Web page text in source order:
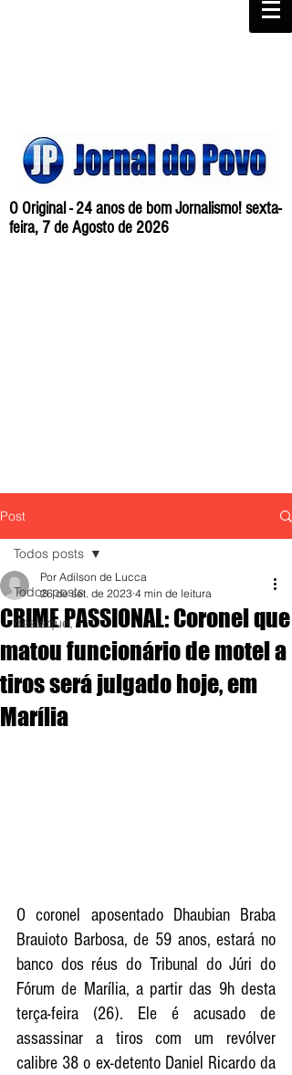
O Original - 24 anos de bom Jornalismo! sexta-
feira, 7 de Agosto de 2026
Post
Todos posts
destaque,
Todos posts
CRIME PASSIONAL: Coronel que
matou funcionário de motel a
tiros será julgado hoje, em
Marília
Por Adilson de Lucca
26 de set. de 2023 4 min de leitura
O coronel aposentado Dhaubian Braba
Brauioto Barbosa, de 59 anos, estará no
banco dos réus do Tribunal do Júri do
Fórum de Marília, a partir das 9h desta
terça-feira (26). Ele é acusado de
assassinar a tiros com um revólver
calibre 38 o ex-detento Daniel Ricardo da